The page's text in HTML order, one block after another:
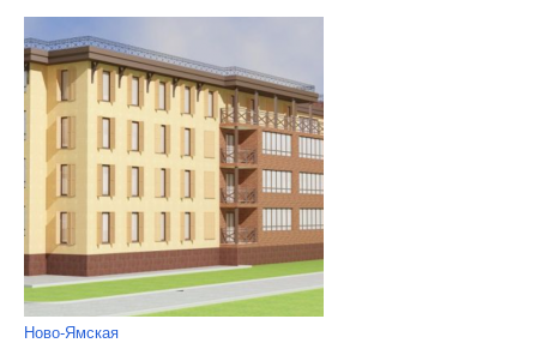
Ново-Ямская